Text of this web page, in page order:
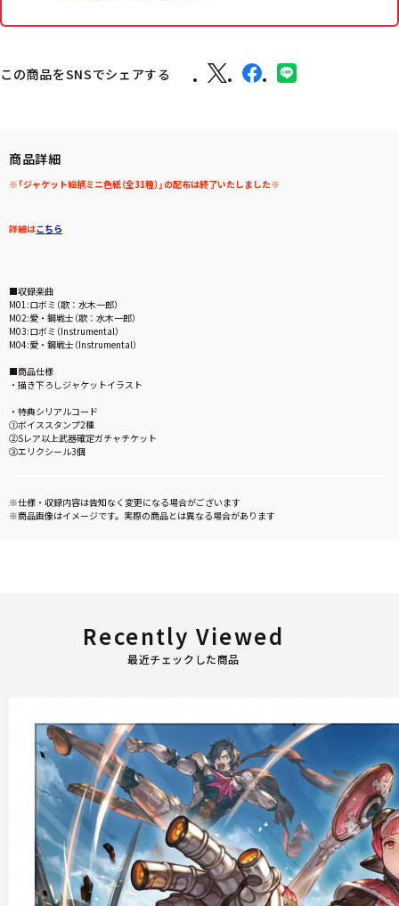
この商品をSNSでシェアする
商品詳細
※「ジャケット絵柄ミニ色紙（全31種）」の配布は終了いたしました※
詳細はこちら
■収録楽曲
M01:ロボミ（歌：水木一郎）
M02:愛・鋼戦士（歌：水木一郎）
M03:ロボミ（Instrumental）
M04:愛・鋼戦士（Instrumental）
■商品仕様
・描き下ろしジャケットイラスト
・特典シリアルコード
①ボイススタンプ2種
②Sレア以上武器確定ガチャチケット
③エリクシール3個
※仕様・収録内容は告知なく変更になる場合がございます
※商品画像はイメージです。実際の商品とは異なる場合があります
最近チェックした商品
Recently Viewed